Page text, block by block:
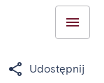
Udostępnij